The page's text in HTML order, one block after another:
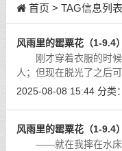
首页 > TAG信息列
风雨里的罂粟花（1-9.4
刚才穿着衣服的时候
人；但现在脱光了之后
赵嘉霖的身上还算干净
2025-08-08 15:44 分类：
风雨里的罂粟花（1-9.4
——就在我摔在水床上